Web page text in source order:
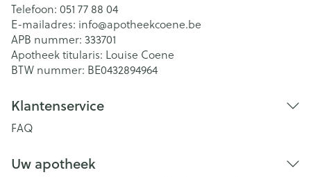
Telefoon: 051 77 88 04
E-mailadres: info@apotheekcoene.be
APB nummer: 333701
Apotheek titularis: Louise Coene
BTW nummer: BE0432894964
Klantenservice
FAQ
Uw apotheek